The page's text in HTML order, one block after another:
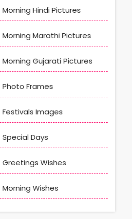
Morning Hindi Pictures
Morning Marathi Pictures
Morning Gujarati Pictures
Photo Frames
Festivals Images
Special Days
Greetings Wishes
Morning Wishes